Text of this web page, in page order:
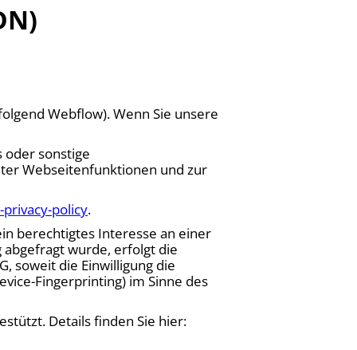
Webflow). Wenn Sie unsere
oder sonstige
Webseitenfunktionen und zur
policy.
berechtigtes Interesse an einer
abgefragt wurde, erfolgt die
soweit die Einwilligung die
Fingerprinting) im Sinne des
Details finden Sie hier: